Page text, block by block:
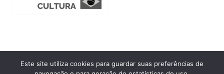
Ouvidoria
Este site utiliza cookies para guardar suas preferências de